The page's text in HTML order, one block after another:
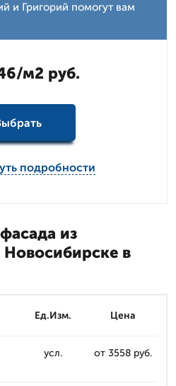
и Григорий помогут вам
м2 руб.
подробности
из
Новосибирске в
Ед.Изм. Цена
усл. от 3558 руб.